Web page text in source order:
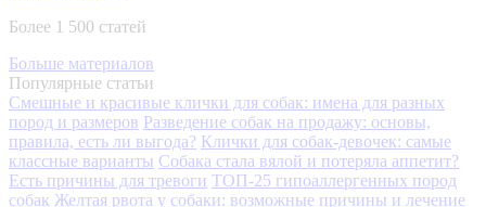
Более 1 500 статей
Больше материалов
Популярные статьи
Смешные и красивые клички для собак: имена для разных
пород и размеров Разведение собак на продажу: основы,
правила, есть ли выгода? Клички для собак-девочек: самые
классные варианты Собака стала вялой и потеряла аппетит?
Есть причины для тревоги ТОП-25 гипоаллергенных пород
собак Желтая рвота у собаки: возможные причины и лечение